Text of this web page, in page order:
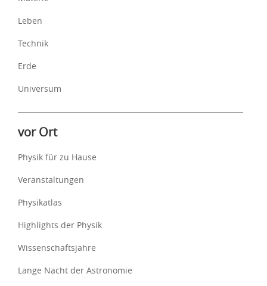
Leben
Technik
Erde
Universum
vor Ort
Physik für zu Hause
Veranstaltungen
Physikatlas
Highlights der Physik
Wissenschaftsjahre
Lange Nacht der Astronomie